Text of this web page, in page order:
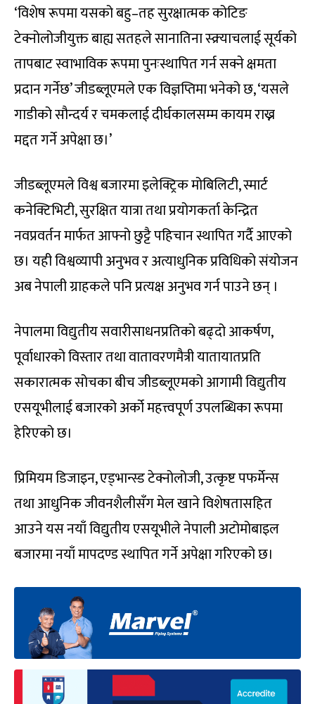
‘विशेष रूपमा यसको बहु–तह सुरक्षात्मक कोटिङ
टेक्नोलोजीयुक्त बाह्य सतहले सानातिना स्क्र्याचलाई सूर्यको
तापबाट स्वाभाविक रूपमा पुनःस्थापित गर्न सक्ने क्षमता
प्रदान गर्नेछ’ जीडब्लूएमले एक विज्ञप्तिमा भनेको छ, ‘यसले
गाडीको सौन्दर्य र चमकलाई दीर्घकालसम्म कायम राख्न
मद्दत गर्ने अपेक्षा छ।’
जीडब्लूएमले विश्व बजारमा इलेक्ट्रिक मोबिलिटी, स्मार्ट
कनेक्टिभिटी, सुरक्षित यात्रा तथा प्रयोगकर्ता केन्द्रित
नवप्रवर्तन मार्फत आफ्नो छुट्टै पहिचान स्थापित गर्दै आएको
छ। यही विश्वव्यापी अनुभव र अत्याधुनिक प्रविधिको संयोजन
अब नेपाली ग्राहकले पनि प्रत्यक्ष अनुभव गर्न पाउने छन् ।
नेपालमा विद्युतीय सवारीसाधनप्रतिको बढ्दो आकर्षण,
पूर्वाधारको विस्तार तथा वातावरणमैत्री यातायातप्रति
सकारात्मक सोचका बीच जीडब्लूएमको आगामी विद्युतीय
एसयूभीलाई बजारको अर्को महत्त्वपूर्ण उपलब्धिका रूपमा
हेरिएको छ।
प्रिमियम डिजाइन, एड्भान्स्ड टेक्नोलोजी, उत्कृष्ट पफर्मेन्स
तथा आधुनिक जीवनशैलीसँग मेल खाने विशेषतासहित
आउने यस नयाँ विद्युतीय एसयूभीले नेपाली अटोमोबाइल
बजारमा नयाँ मापदण्ड स्थापित गर्ने अपेक्षा गरिएको छ।